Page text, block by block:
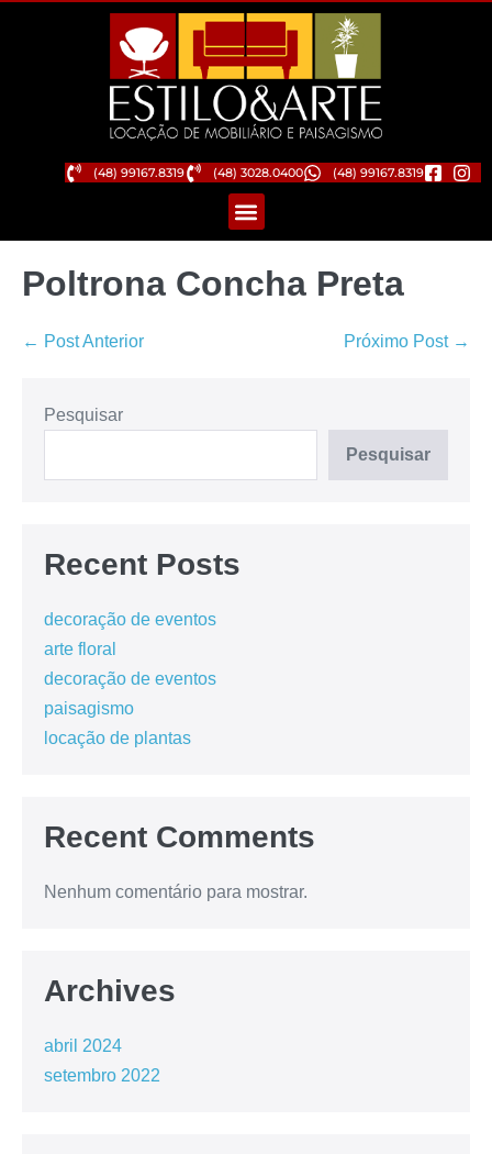
(48) 99167.8319 (48) 3028.0400 (48) 99167.8319
Poltrona Concha Preta
← Post Anterior Próximo Post →
Pesquisar
Pesquisar
Recent Posts
decoração de eventos
arte floral
decoração de eventos
paisagismo
locação de plantas
Recent Comments
Nenhum comentário para mostrar.
Archives
abril 2024
setembro 2022